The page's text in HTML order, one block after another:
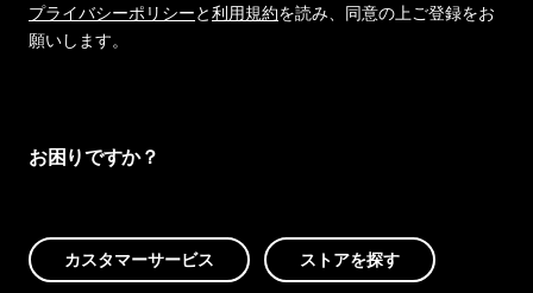
プライバシーポリシーと利用規約を読み、同意の上ご登録をお
願いします。
お困りですか？
カスタマーサービス ストアを探す